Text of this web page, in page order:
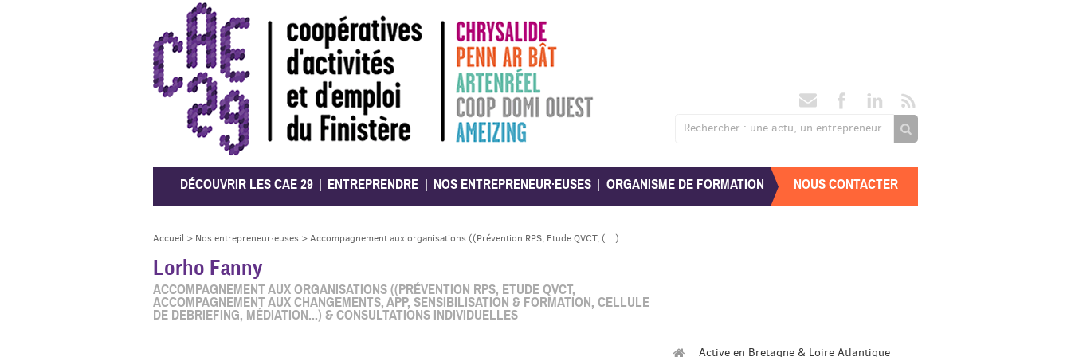
CAE 29
Rechercher : une actu, un entrepreneur...
DÉCOUVRIR LES CAE 29 ENTREPRENDRE NOS ENTREPRENEUR·EUSES ORGANISME DE FORMATION NOUS CONTACTER
Accueil > Nos entrepreneur·euses > Accompagnement aux organisations ((Prévention RPS, Etude QVCT, (…)
Lorho Fanny
ACCOMPAGNEMENT AUX ORGANISATIONS ((PRÉVENTION RPS, ETUDE QVCT,
ACCOMPAGNEMENT AUX CHANGEMENTS, APP, SENSIBILISATION & FORMATION, CELLULE
DE DEBRIEFING, MÉDIATION...) & CONSULTATIONS INDIVIDUELLES
Active en Bretagne & Loire Atlantique